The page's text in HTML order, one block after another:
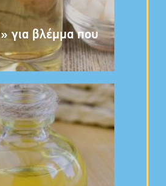
για βλέμμα που